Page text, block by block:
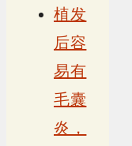
植发
后容
易有
毛囊
炎，